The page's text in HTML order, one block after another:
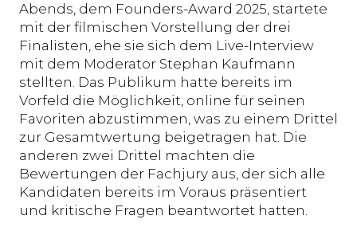
Abends, dem Founders-Award 2025, startete
mit der filmischen Vorstellung der drei
Finalisten, ehe sie sich dem Live-Interview
mit dem Moderator Stephan Kaufmann
stellten. Das Publikum hatte bereits im
Vorfeld die Möglichkeit, online für seinen
Favoriten abzustimmen, was zu einem Drittel
zur Gesamtwertung beigetragen hat. Die
anderen zwei Drittel machten die
Bewertungen der Fachjury aus, der sich alle
Kandidaten bereits im Voraus präsentiert
und kritische Fragen beantwortet hatten.